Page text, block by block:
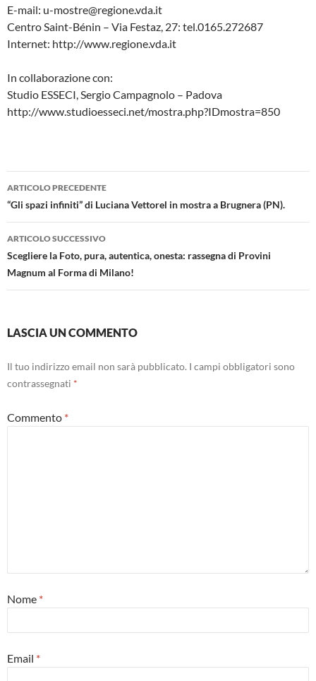
E-mail: u-mostre@regione.vda.it
Centro Saint-Bénin – Via Festaz, 27: tel.0165.272687
Internet: http://www.regione.vda.it
In collaborazione con:
Studio ESSECI, Sergio Campagnolo – Padova
http://www.studioesseci.net/mostra.php?IDmostra=850
Navigazione
articolo
ARTICOLO PRECEDENTE
“Gli spazi infiniti” di Luciana Vettorel in mostra a Brugnera (PN).
ARTICOLO SUCCESSIVO
Scegliere la Foto, pura, autentica, onesta: rassegna di Provini
Magnum al Forma di Milano!
LASCIA UN COMMENTO
Il tuo indirizzo email non sarà pubblicato. I campi obbligatori sono
contrassegnati *
Commento *
Nome *
Email *